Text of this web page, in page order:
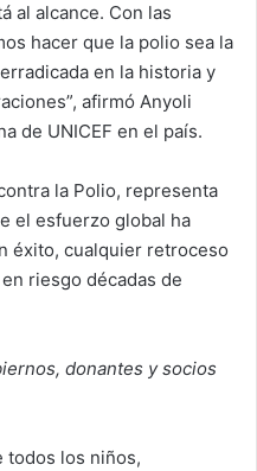
al alcance. Con las
hacer que la polio sea la
en la historia y
afirmó Anyoli
de UNICEF en el país.
la Polio, representa
el esfuerzo global ha
éxito, cualquier retroceso
riesgo décadas de
donantes y socios
todos los niños,